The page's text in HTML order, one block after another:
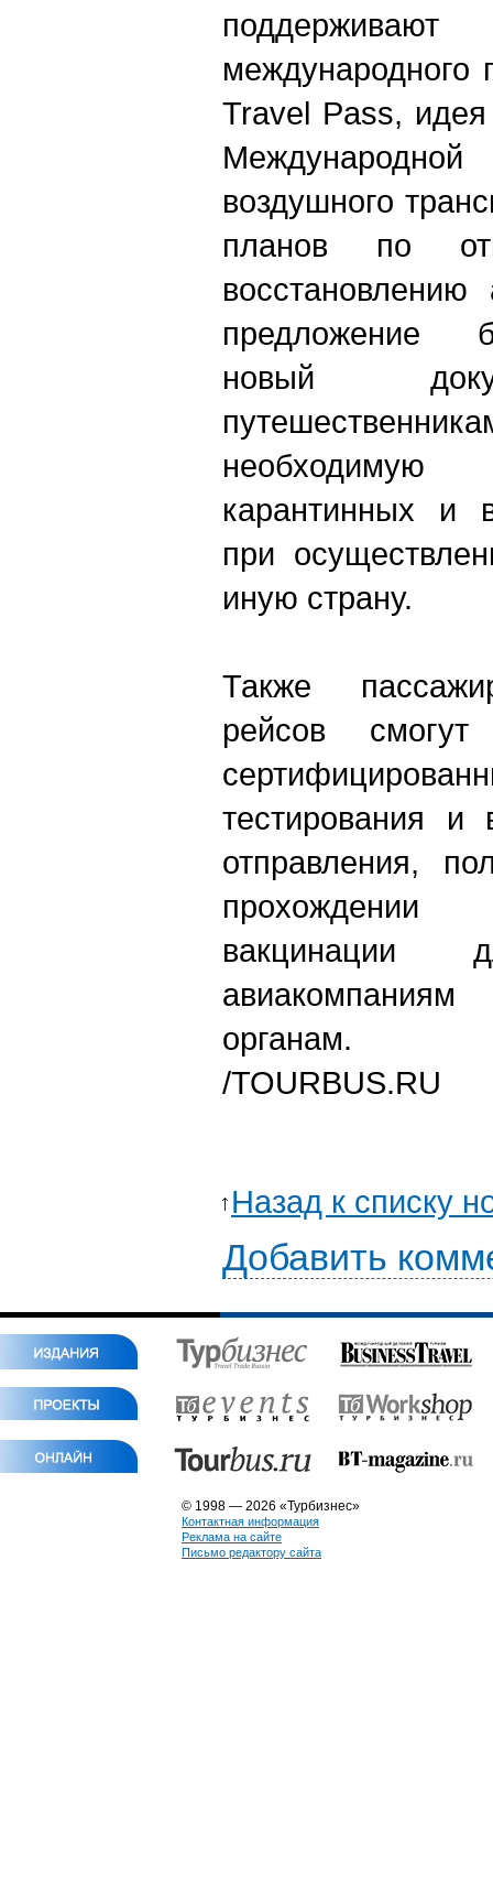
международного
Travel Pass, идея
воздушного
планов по
восстановлению
предложение
новый
карантинных и
при
иную страну.
Также
рейсов
тестирования и
отправления,
вакцинации
органам.
/TOURBUS.RU
Назад к списку
Добавить
© 1998 — 2026 «Турбизнес»
Контактная информация
Реклама на сайте
Письмо редактору сайта